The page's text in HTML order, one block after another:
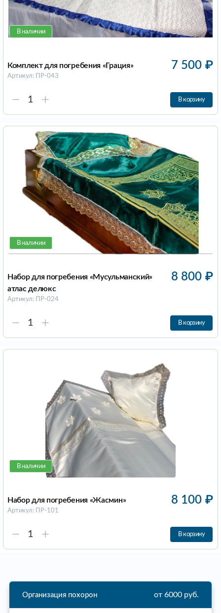
В наличии
Комплект для погребения «Грация»
Артикул: ПР-043
7 500 ₽
В корзину
В наличии
Набор для погребения «Мусульманский»
атлас делюкс
Артикул: ПР-024
8 800 ₽
В корзину
В наличии
Набор для погребения «Жасмин»
Артикул: ПР-101
8 100 ₽
В корзину
Организация похорон от 6000 руб.